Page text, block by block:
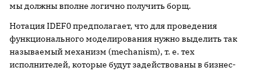
мы должны вполне логично получить борщ.
Нотация IDEF0 предполагает, что для проведения
функционального моделирования нужно выделить так
называемый механизм (mechanism), т. е. тех
исполнителей, которые будут задействованы в бизнес-